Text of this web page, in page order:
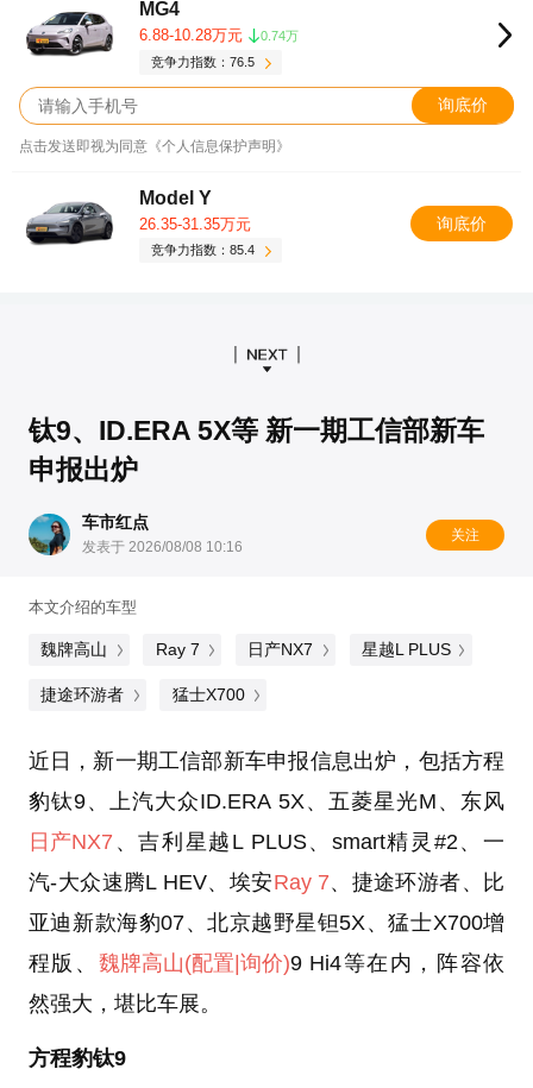
MG4
6.88-10.28万元
0.74万
竞争力指数：76.5
询底价
点击发送即视为同意《个人信息保护声明》
Model Y
26.35-31.35万元
竞争力指数：85.4
询底价
钛9、ID.ERA 5X等 新一期工信部新车
申报出炉
车市红点
发表于 2026/08/08 10:16
关注
本文介绍的车型
魏牌高山 Ray 7 日产NX7 星越L PLUS
捷途环游者 猛士X700
近日，新一期工信部新车申报信息出炉，包括方程
豹钛9、上汽大众ID.ERA 5X、五菱星光M、东风
日产NX7 、吉利星越L PLUS、smart精灵#2、一
汽-大众速腾L HEV、埃安Ray 7、捷途环游者、比
亚迪新款海豹07、北京越野星钽5X、猛士X700增
程版、 魏牌高山(配置 |询价)9 Hi4等在内，阵容依
然强大，堪比车展。
方程豹钛9